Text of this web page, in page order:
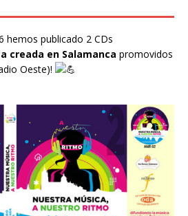
hemos publicado 2 CDs
creada en Salamanca promovidos
Oeste)!